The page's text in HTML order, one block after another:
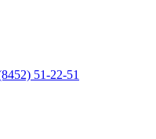
51-22-51